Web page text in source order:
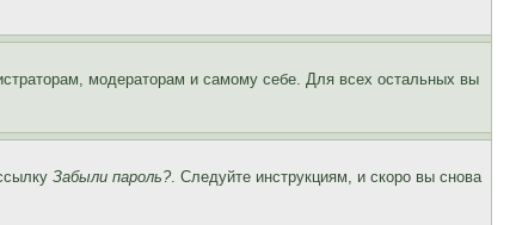
модераторам и самому себе. Для всех остальных вы
Забыли пароль?. Следуйте инструкциям, и скоро вы снова